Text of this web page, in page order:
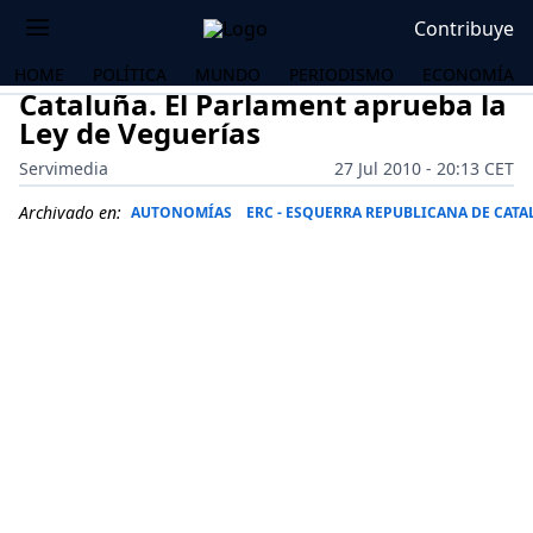
Contribuye
HOME POLÍTICA MUNDO PERIODISMO ECONOMÍA
Cataluña. El Parlament aprueba la
Ley de Veguerías
Servimedia
27 Jul 2010 - 20:13 CET
Archivado en: AUTONOMÍAS ERC - ESQUERRA REPUBLICANA DE